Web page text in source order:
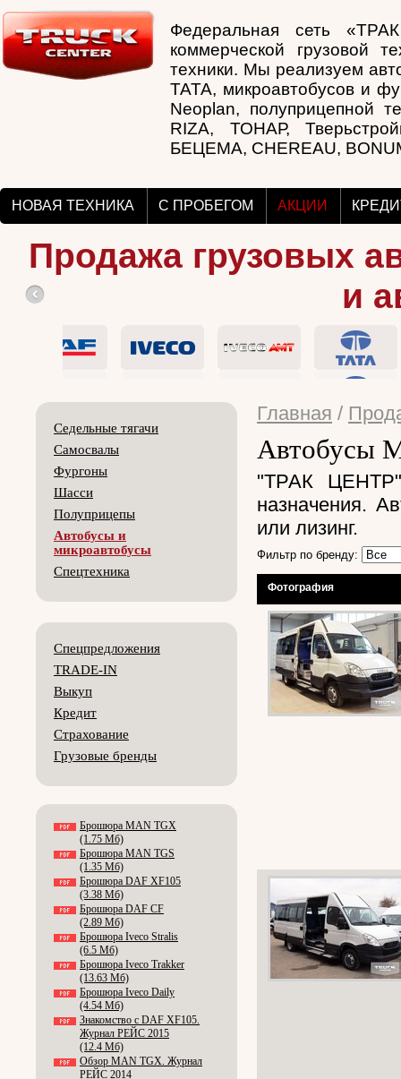
Федеральная сеть
коммерческой грузовой
техники. Мы реализуем
TATA, микроавтобусов и
Neoplan, полуприцепной
RIZA, ТОНАР,
БЕЦЕМА, CHEREAU,
НОВАЯ ТЕХНИКА С ПРОБЕГОМ АКЦИИ
Продажа грузовых
и
Седельные тягачи
Самосвалы
Фургоны
Шасси
Полуприцепы
Автобусы и
микроавтобусы
Спецтехника
Спецпредложения
TRADE-IN
Выкуп
Кредит
Страхование
Грузовые бренды
Брошюра MAN TGX
(1.75 Мб)
Брошюра MAN TGS
(1.35 Мб)
Брошюра DAF XF105
(3.38 Мб)
Брошюра DAF CF
(2.89 Мб)
Брошюра Iveco Stralis
(6.5 Мб)
Брошюра Iveco Trakker
(13.63 Мб)
Брошюра Iveco Daily
(4.54 Мб)
Знакомство с DAF XF105.
Журнал РЕЙС 2015
(12.4 Мб)
Обзор MAN TGX. Журнал
РЕЙС 2014
Главная /
Автобусы
"ТРАК ЦЕНТР"
назначения.
или лизинг.
Фильтр по бренду:
Фотография